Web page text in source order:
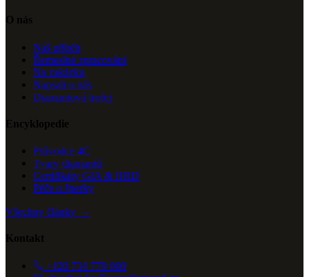
O nás
Náš příběh
Řemeslné zpracování
Na zakázku
Napsali o nás
Diamantová trofej
Encyklopedie
Průvodce 4C
Tvary diamantů
Certifikáty GIA & HRD
Péče o šperky
Všechny články →
Kontakt
+420 734 770 000